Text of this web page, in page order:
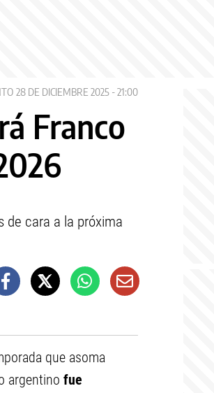
28 DE DICIEMBRE 2025 - 21:00
Franco
de cara a la próxima
que asoma
argentino fue